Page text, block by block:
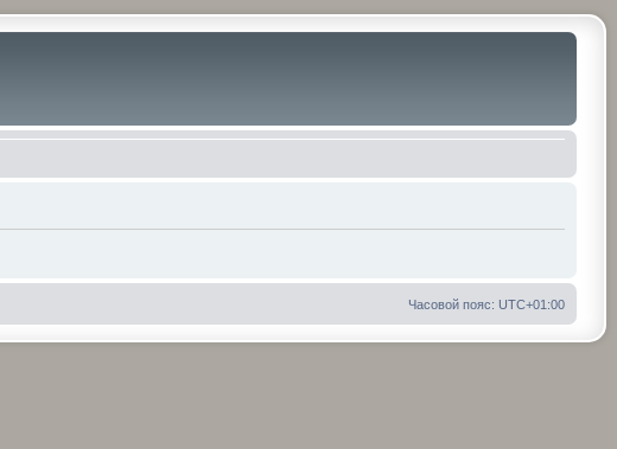
Часовой пояс: UTC+01:00